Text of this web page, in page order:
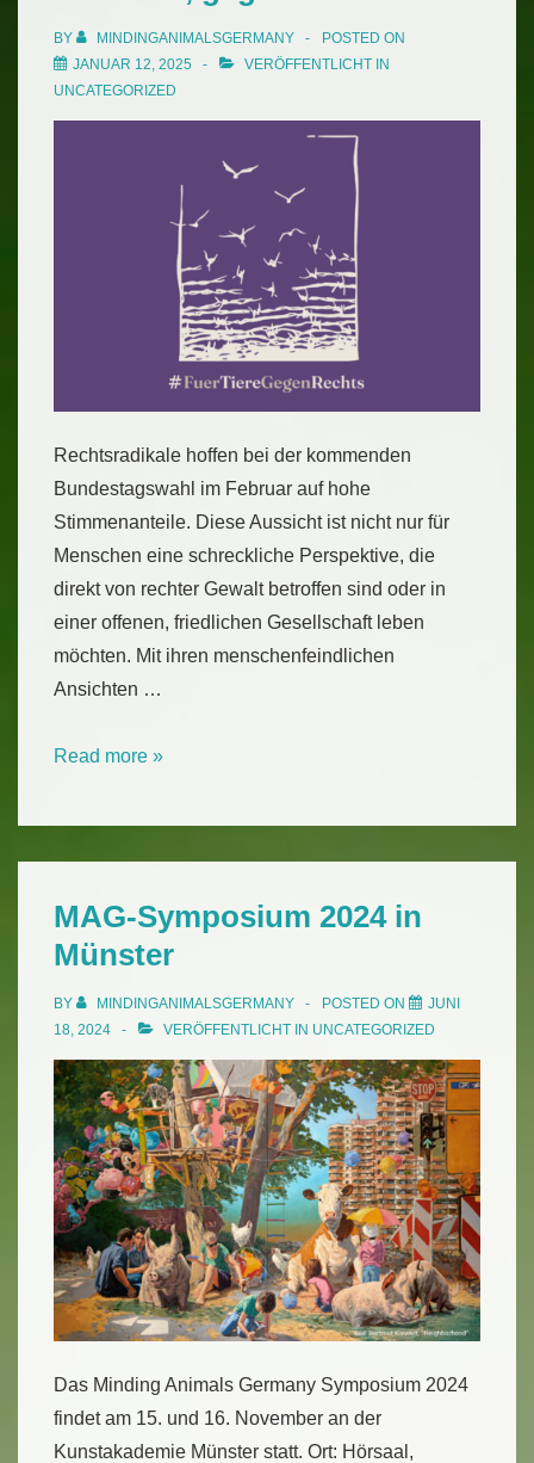
Berliner
Landestierschutzbeauftragte
BY MINDINGANIMALSGERMANY
POSTED ON
JANUAR 12, 2025
VERÖFFENTLICHT IN
UNCATEGORIZED
Rechtsradikale hoffen bei der kommenden
Bundestagswahl im Februar auf hohe
Stimmenanteile. Diese Aussicht ist nicht nur für
Menschen eine schreckliche Perspektive, die
direkt von rechter Gewalt betroffen sind oder in
einer offenen, friedlichen Gesellschaft leben
möchten. Mit ihren menschenfeindlichen
Ansichten …
Für
gegen
Read more »
MAG-Symposium 2024 in
Münster
BY MINDINGANIMALSGERMANY POSTED ON
JUNI
18, 2024
VERÖFFENTLICHT IN UNCATEGORIZED
Das Minding Animals Germany Symposium 2024
findet am 15. und 16. November an der
Kunstakademie Münster statt. Ort: Hörsaal,